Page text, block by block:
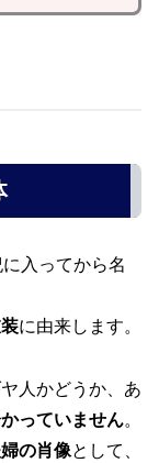
入ってから名
に由来します。
人かどうか、あ
っていません。
の肖像として、